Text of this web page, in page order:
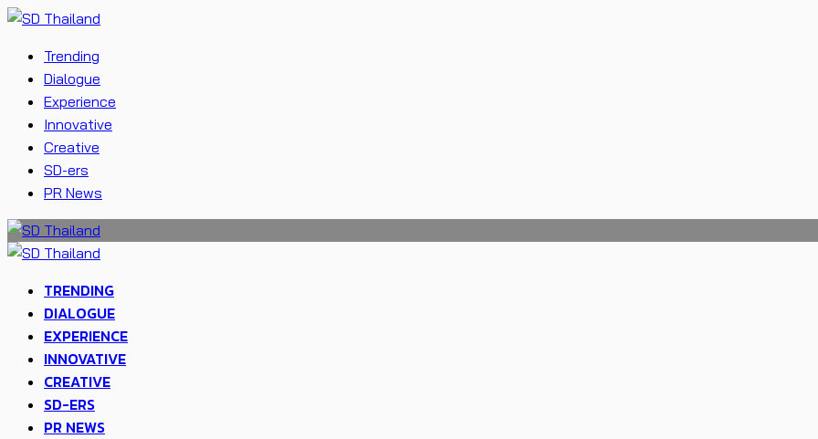
Trending
Dialogue
Experience
Innovative
Creative
SD-ers
PR News
TRENDING
DIALOGUE
EXPERIENCE
INNOVATIVE
CREATIVE
SD-ERS
PR NEWS